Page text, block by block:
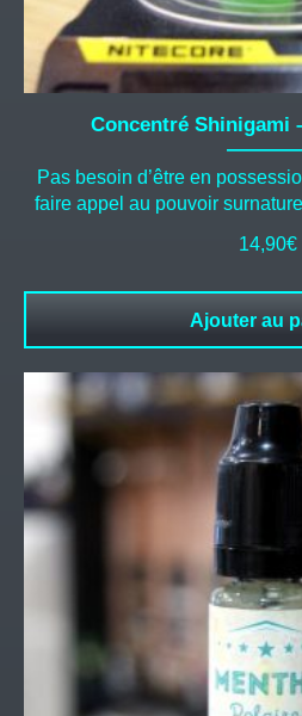
Concentré Shinigami
Pas besoin d’être en
faire appel au pouvoir
14,90€
Ajouter au